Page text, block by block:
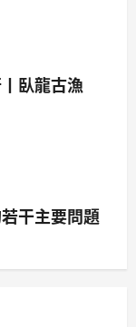
臥龍古漁
干主要問題